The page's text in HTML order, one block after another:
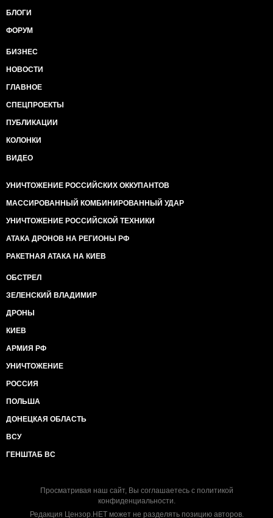
БЛОГИ
ФОРУМ
БИЗНЕС
НОВОСТИ
ГЛАВНОЕ
СПЕЦПРОЕКТЫ
ПУБЛИКАЦИИ
КОЛОНКИ
ВИДЕО
УНИЧТОЖЕНИЕ РОССИЙСКИХ ОККУПАНТОВ
МАССИРОВАННЫЙ КОМБИНИРОВАННЫЙ УДАР
УНИЧТОЖЕНИЕ РОССИЙСКОЙ ТЕХНИКИ
АТАКА ДРОНОВ НА РЕГИОНЫ РФ
РАКЕТНАЯ АТАКА НА КИЕВ
ОБСТРЕЛ
ЗЕЛЕНСКИЙ ВЛАДИМИР
ДРОНЫ
КИЕВ
АРМИЯ РФ
УНИЧТОЖЕНИЕ
РОССИЯ
ПОЛЬША
ДОНЕЦКАЯ ОБЛАСТЬ
ВСУ
ГЕНШТАБ ВС
Просматривая наш сайт, Вы соглашаетесь с политикой
конфиденциальности.
Редакция Цензор.НЕТ может не разделять позицию авторов.